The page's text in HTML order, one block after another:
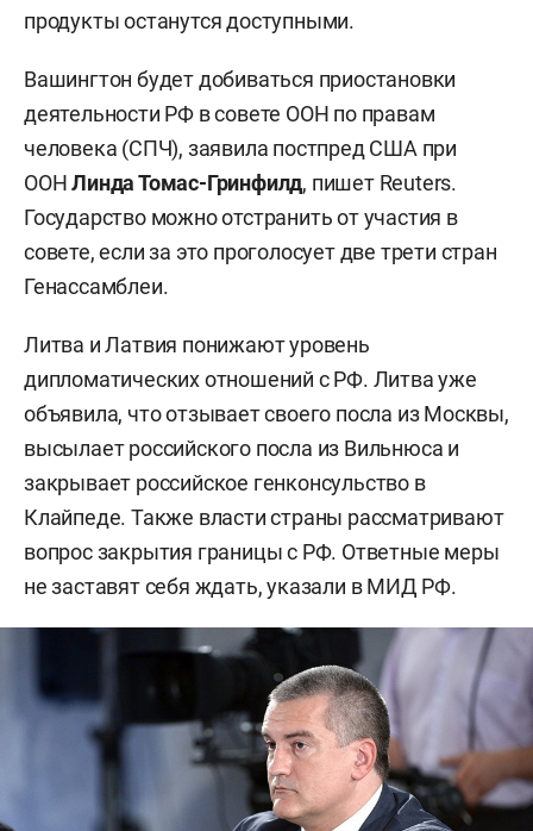
продукты останутся доступными.
Вашингтон будет добиваться приостановки
деятельности РФ в совете ООН по правам
человека (СПЧ), заявила постпред США при
ООНЛинда Томас-Гринфилд, пишет Reuters.
Государство можно отстранить от участия в
совете, если за это проголосует две трети стран
Генассамблеи.
Литва и Латвия понижают уровень
дипломатических отношений с РФ. Литва уже
объявила, что отзывает своего посла из Москвы,
высылает российского посла из Вильнюса и
закрывает российское генконсульство в
Клайпеде. Также власти страны рассматривают
вопрос закрытия границы с РФ. Ответные меры
не заставят себя ждать, указали в МИД РФ.